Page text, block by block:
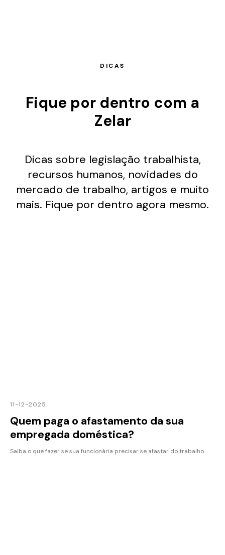
DICAS
Fique por dentro com a
Zelar
Dicas sobre legislação trabalhista,
recursos humanos, novidades do
mercado de trabalho, artigos e muito
mais. Fique por dentro agora mesmo.
11-12-2025
Quem paga o afastamento da sua
empregada doméstica?
Saiba o que fazer se sua funcionária precisar se afastar do trabalho.